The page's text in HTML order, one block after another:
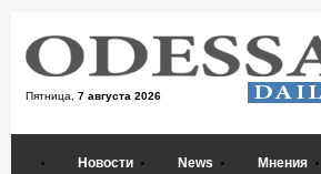
Пятница, 7 августа 2026
Новости News Мнения